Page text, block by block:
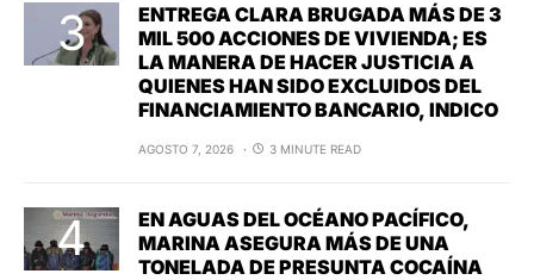
ENTREGA CLARA BRUGADA MÁS DE 3
MIL 500 ACCIONES DE VIVIENDA; ES
LA MANERA DE HACER JUSTICIA A
QUIENES HAN SIDO EXCLUIDOS DEL
FINANCIAMIENTO BANCARIO, INDICO
AGOSTO 7, 2026 3 MINUTE READ
EN AGUAS DEL OCÉANO PACÍFICO,
MARINA ASEGURA MÁS DE UNA
TONELADA DE PRESUNTA COCAÍNA